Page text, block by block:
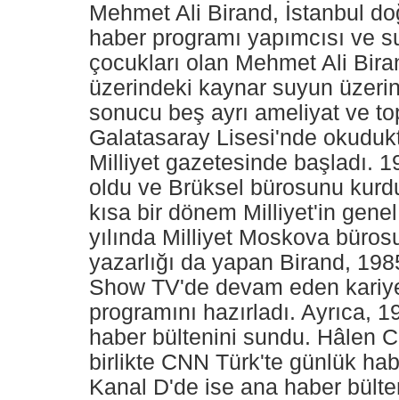
Mehmet Ali Birand, İstanbul
haber programı yapımcısı
çocukları olan Mehmet Ali
üzerindeki kaynar suyun
sonucu beş ayrı ameliyat ve
Galatasaray Lisesi'nde
Milliyet gazetesinde başladı.
oldu ve Brüksel bürosunu
kısa bir dönem Milliyet'in
yılında Milliyet Moskova
yazarlığı da yapan Birand,
Show TV'de devam eden
programını hazırladı. Ayrıca,
haber bültenini sundu. Hâlen
birlikte CNN Türk'te günlük
Kanal D'de ise ana haber